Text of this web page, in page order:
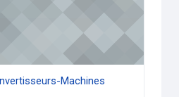
Machines